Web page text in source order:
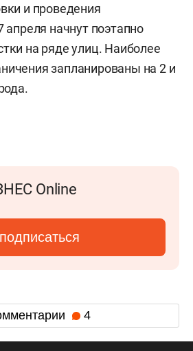
и проведения
апреля начнут поэтапно
на ряде улиц. Наиболее
запланированы на 2 и
Online
подписаться
4